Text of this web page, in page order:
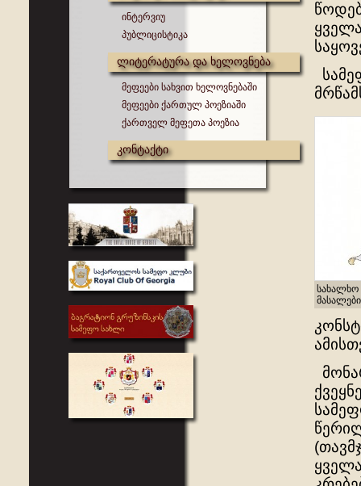
ინტერვიუ
პუბლიცისტიკა
ლიტერატურა და ხელოვნება
მეფეები სახვით ხელოვნებაში
მეფეები ქართულ პოეზიაში
ქართველ მეფეთა პოეზია
კონტაქტი
სახალხო